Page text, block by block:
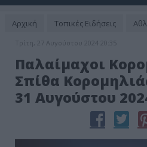
Αρχική Τοπικές Ειδήσεις
Τρίτη, 27 Αυγούστου 2024 20:35
Παλαίμαχοι
Σπίθα
31 Αυγούστου